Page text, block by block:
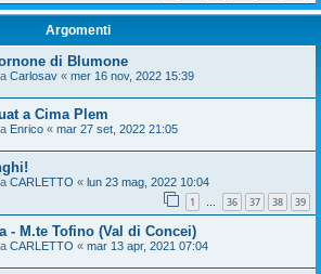
Argomenti
di Blumone
Carlosav « mer 16 nov, 2022 15:39
a Cima Plem
Enrico « mar 27 set, 2022 21:05
CARLETTO « lun 23 mag, 2022 10:04
1 … 36 37 38 39
- M.te Tofino (Val di Concei)
CARLETTO « mar 13 apr, 2021 07:04